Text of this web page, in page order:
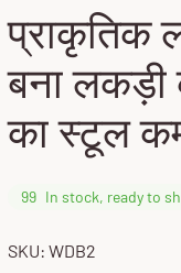
प्राकृतिक
बना लकड़ी
का स्टूल
99 In stock, ready to
SKU: WDB2